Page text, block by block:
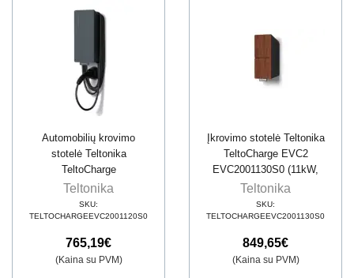
Automobilių krovimo
stotelė Teltonika
TeltoCharge
EVC2001120S0 (5 m
kabelis, 11 kW, 16 A)
Teltonika
SKU:
TELTOCHARGEEVC2001120S0
765,19€
(Kaina su PVM)
Įkrovimo stotelė Teltonika
TeltoCharge EVC2
EVC2001130S0 (11kW,
16A, 7.5m, kabelis, IP56)
Teltonika
SKU:
TELTOCHARGEEVC2001130S0
849,65€
(Kaina su PVM)